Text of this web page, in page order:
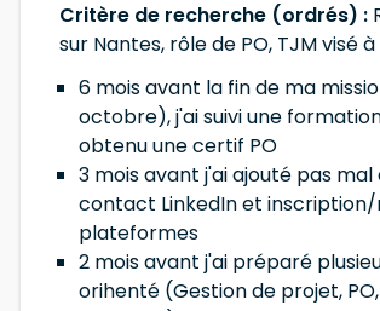
Critère de recherche (ordrés) :
sur Nantes, rôle de PO, TJM visé
6 mois avant la fin de ma
octobre), j'ai suivi une
obtenu une certif PO
3 mois avant j'ai ajouté pas mal
contact LinkedIn et inscription/
plateformes
2 mois avant j'ai préparé
orihenté (Gestion de projet,